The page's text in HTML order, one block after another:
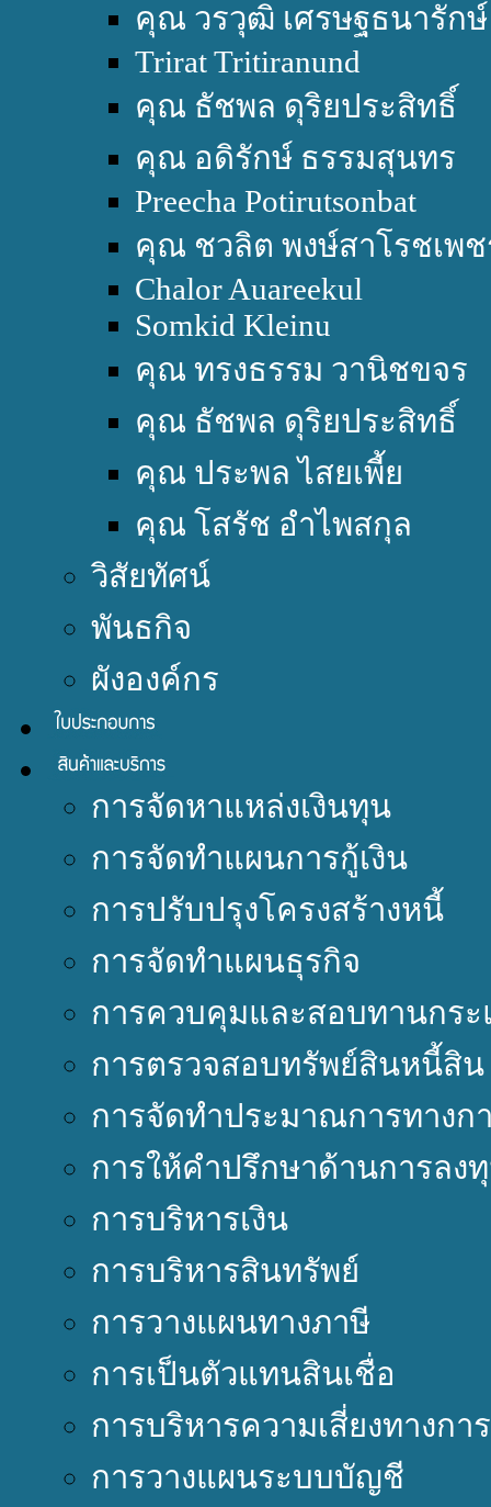
คุณ วรวุฒิ เศรษฐธนารักษ์
Trirat Tritiranund
คุณ ธัชพล ดุริยประสิทธิ์
คุณ อดิรักษ์ ธรรมสุนทร
Preecha Potirutsonbat
คุณ ชวลิต พงษ์สาโรชเพ
Chalor Auareekul
Somkid Kleinu
คุณ ทรงธรรม วานิชขจร
คุณ ธัชพล ดุริยประสิทธิ์
คุณ ประพล ไสยเพี้ย
คุณ โสรัช อำไพสกุล
วิสัยทัศน์
พันธกิจ
ผังองค์กร
การจัดหาแหล่งเงินทุน
การจัดทำแผนการกู้เงิน
การปรับปรุงโครงสร้างหนี้
การจัดทำแผนธุรกิจ
การควบคุมและสอบทานกระ
การตรวจสอบทรัพย์สินหนี้สิน
การจัดทำประมาณการทางก
การให้คำปรึกษาด้านการลง
การบริหารเงิน
การบริหารสินทรัพย์
การวางแผนทางภาษี
การเป็นตัวแทนสินเชื่อ
การบริหารความเสี่ยงทางกา
การวางแผนระบบบัญชี